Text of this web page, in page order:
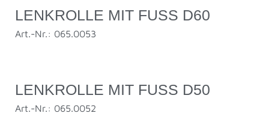
LENKROLLE MIT FUSS D60
Art.-Nr.: 065.0053
LENKROLLE MIT FUSS D50
Art.-Nr.: 065.0052